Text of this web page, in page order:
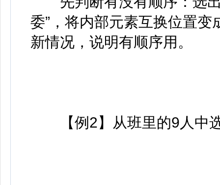
委”，将内部元素互换位置变
新情况，说明有顺序用。
【例2】从班里的9人中选